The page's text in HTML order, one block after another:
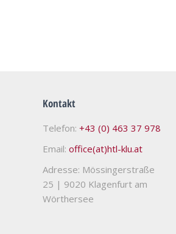
Kontakt
Telefon: +43 (0) 463 37 978
Email: office(at)htl-klu.at
Adresse: Mössingerstraße
25 | 9020 Klagenfurt am
Wörthersee